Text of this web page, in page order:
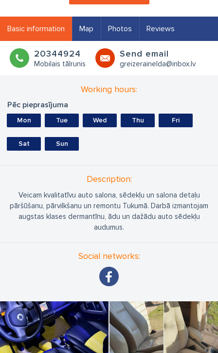
Basic information Map Photos Reviews
20344924
Mobilais tālrunis
Send email
greizerainelda@inbox.lv
Working hours:
Pēc pieprasījuma
Mon Tue Wed Thu Fri
Sat Sun
Description:
Veicam kvalitatīvu auto salona, sēdekļu un salona detaļu
pāršūšanu, pārvilkšanu un remontu Tukumā. Darbā izmantojam
augstas klases dermantīnu, ādu un dažādu auto sēdekļu
audumus.
Social networks: